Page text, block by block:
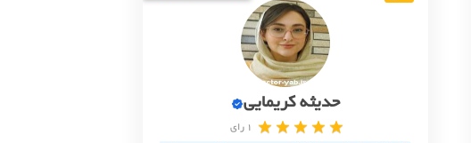
حدیثه کریمایی
1 رای